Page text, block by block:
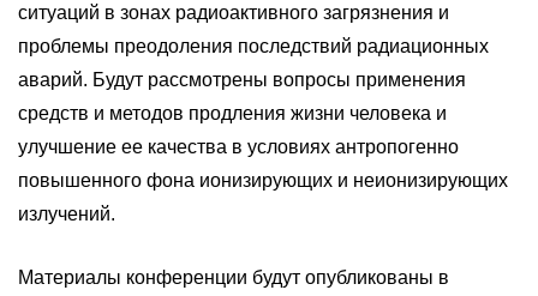
ситуаций в зонах радиоактивного загрязнения и
проблемы преодоления последствий радиационных
аварий. Будут рассмотрены вопросы применения
средств и методов продления жизни человека и
улучшение ее качества в условиях антропогенно
повышенного фона ионизирующих и неионизирующих
излучений.
Материалы конференции будут опубликованы в